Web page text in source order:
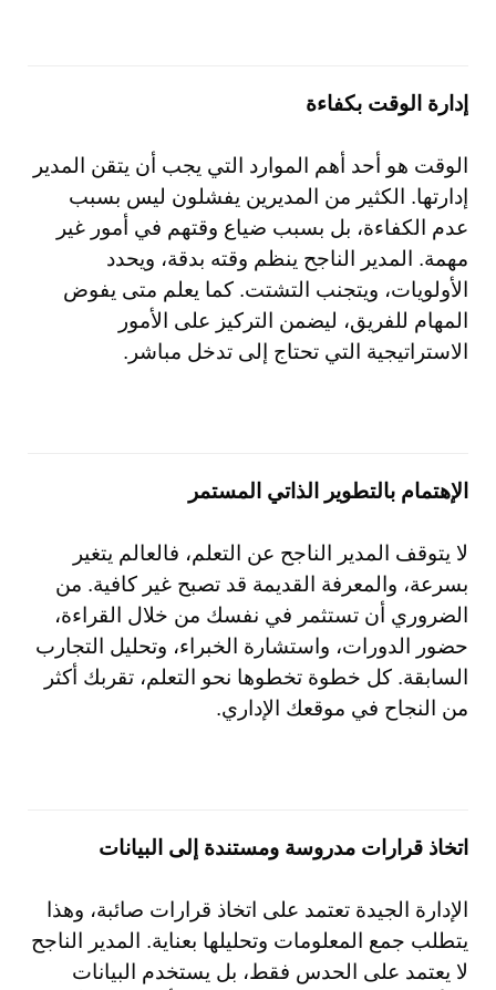
إدارة الوقت بكفاءة
الوقت هو أحد أهم الموارد التي يجب أن يتقن المدير
إدارتها. الكثير من المديرين يفشلون ليس بسبب
عدم الكفاءة، بل بسبب ضياع وقتهم في أمور غير
مهمة. المدير الناجح ينظم وقته بدقة، ويحدد
الأولويات، ويتجنب التشتت. كما يعلم متى يفوض
المهام للفريق، ليضمن التركيز على الأمور
الاستراتيجية التي تحتاج إلى تدخل مباشر.
الإهتمام بالتطوير الذاتي المستمر
لا يتوقف المدير الناجح عن التعلم، فالعالم يتغير
بسرعة، والمعرفة القديمة قد تصبح غير كافية. من
الضروري أن تستثمر في نفسك من خلال القراءة،
حضور الدورات، واستشارة الخبراء، وتحليل التجارب
السابقة. كل خطوة تخطوها نحو التعلم، تقربك أكثر
من النجاح في موقعك الإداري.
اتخاذ قرارات مدروسة ومستندة إلى البيانات
الإدارة الجيدة تعتمد على اتخاذ قرارات صائبة، وهذا
يتطلب جمع المعلومات وتحليلها بعناية. المدير الناجح
لا يعتمد على الحدس فقط، بل يستخدم البيانات